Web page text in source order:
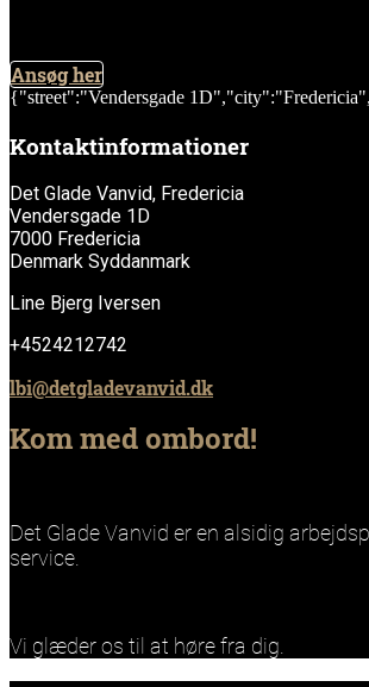
Ansøg her
{"street":"Vendersgade
Kontaktinformationer
Det Glade Vanvid, Fredericia
Vendersgade 1D
7000 Fredericia
Denmark Syddanmark
Line Bjerg Iversen
+4524212742
lbi@detgladevanvid.dk
Kom med ombord!
Det Glade Vanvid er en alsidig
service.
Vi glæder os til at høre fra dig.